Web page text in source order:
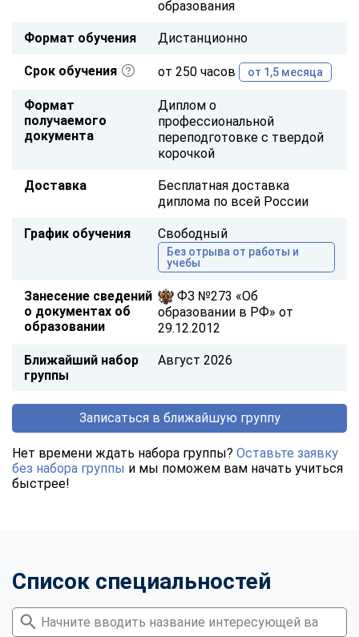
образования
Формат обучения Дистанционно
Срок обучения от 250 часов от 1,5 месяца
Формат
получаемого
документа
Диплом о
профессиональной
переподготовке с твердой
корочкой
Доставка
Бесплатная доставка
диплома по всей России
График обучения Свободный
Без отрыва от работы и
учебы
Занесение сведений
о документах об
образовании
ФЗ №273 «Об
образовании в РФ» от
29.12.2012
Ближайший набор
группы
Август 2026
Записаться в ближайшую группу
Нет времени ждать набора группы? Оставьте заявку
без набора группы и мы поможем вам начать учиться
быстрее!
Список специальностей